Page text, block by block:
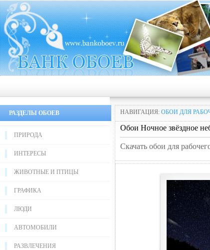
РАЗДЕЛЫ ОБОЕВ
ПРИРОДА
ИНТЕРЕСЫ
ЖИВОТНЫЕ И ПТИЦЫ
ГРАФИКА
ЛЮДИ
АВТОМОБИЛИ
РАЗВЛЕЧЕНИЯ
НАВИГАЦИЯ: ОБОИ ДЛЯ
Обои Ночное звёздное
Скачать обои для